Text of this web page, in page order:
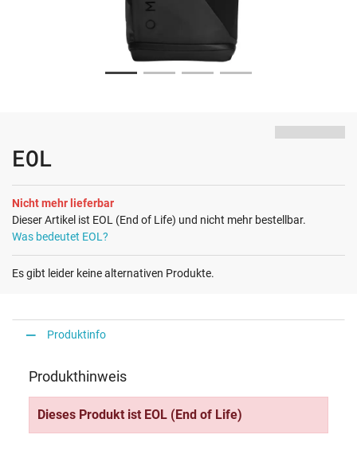
EOL
Nicht mehr lieferbar
Dieser Artikel ist EOL (End of Life) und nicht mehr bestellbar.
Was bedeutet EOL?
Es gibt leider keine alternativen Produkte.
Produktinfo
Produkthinweis
Dieses Produkt ist EOL (End of Life)